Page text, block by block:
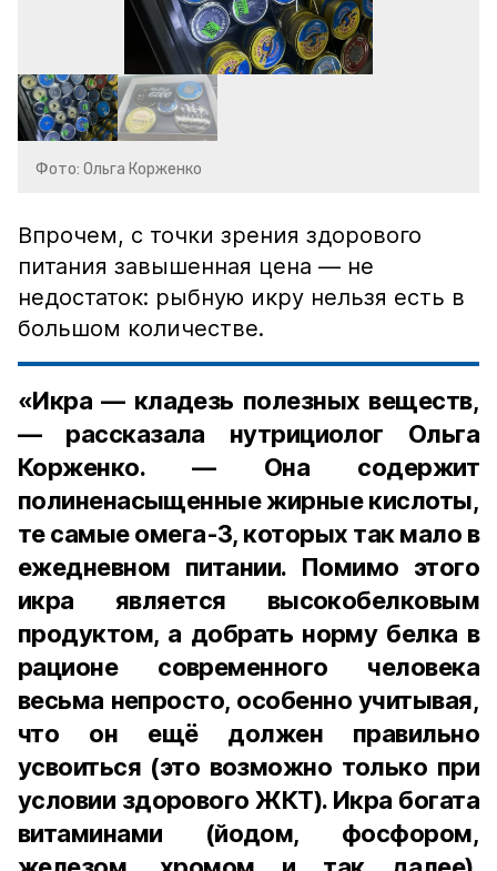
Фото: Ольга Корженко
Впрочем, с точки зрения здорового
питания завышенная цена — не
недостаток: рыбную икру нельзя есть в
большом количестве.
«Икра — кладезь полезных веществ,
— рассказала нутрициолог Ольга
Корженко. — Она содержит
полиненасыщенные жирные кислоты,
те самые омега-3, которых так мало в
ежедневном питании. Помимо этого
икра является высокобелковым
продуктом, а добрать норму белка в
рационе современного человека
весьма непросто, особенно учитывая,
что он ещё должен правильно
усвоиться (это возможно только при
условии здорового ЖКТ). Икра богата
витаминами (йодом, фосфором,